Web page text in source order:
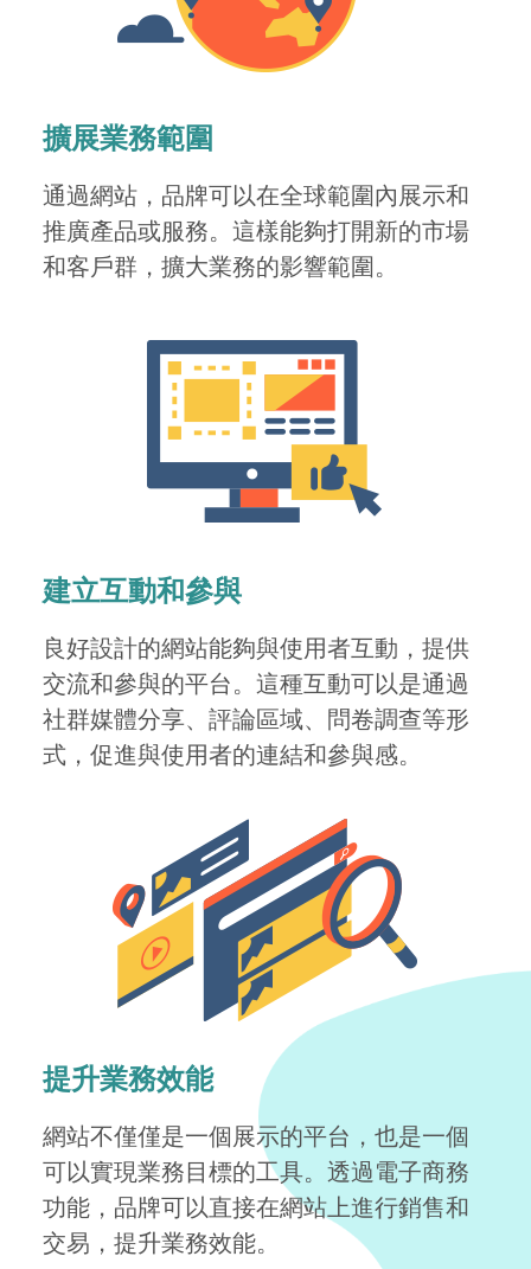
擴展業務範圍
通過網站，品牌可以在全球範圍內展示和
推廣產品或服務。這樣能夠打開新的市場
和客戶群，擴大業務的影響範圍。
建立互動和參與
良好設計的網站能夠與使用者互動，提供
交流和參與的平台。這種互動可以是通過
社群媒體分享、評論區域、問卷調查等形
式，促進與使用者的連結和參與感。
提升業務效能
網站不僅僅是一個展示的平台，也是一個
可以實現業務目標的工具。透過電子商務
功能，品牌可以直接在網站上進行銷售和
交易，提升業務效能。